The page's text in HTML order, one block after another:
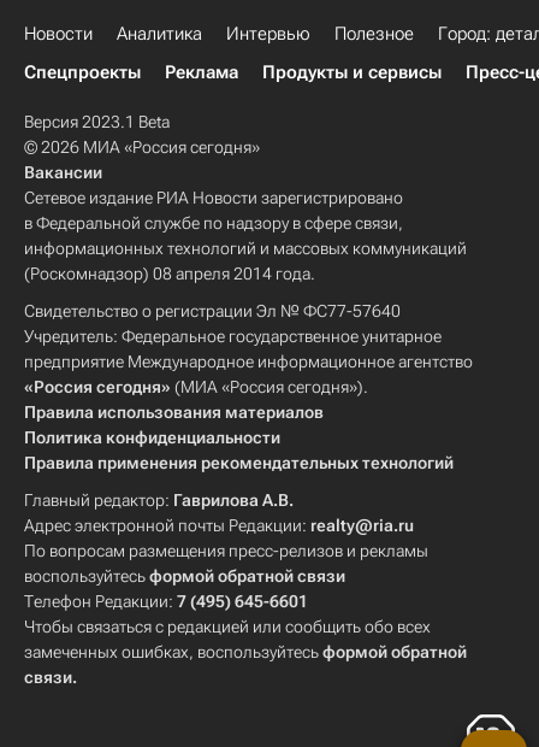
Новости Аналитика Интервью Полезное
Город:
Спецпроекты
Реклама Продукты и сервисы Пресс-
Версия 2023.1 Beta
© 2026 МИА «Россия сегодня»
Вакансии
Сетевое издание РИА Новости зарегистрировано
в Федеральной службе по надзору в сфере связи,
информационных технологий и массовых коммуникаций
(Роскомнадзор) 08 апреля 2014 года.
Свидетельство о регистрации Эл № ФС77-57640
Учредитель: Федеральное государственное унитарное
предприятие Международное информационное агентство
«Россия сегодня» (МИА «Россия сегодня»).
Правила использования материалов
Политика конфиденциальности
Правила применения рекомендательных технологий
Главный редактор: Гаврилова А.В.
Адрес электронной почты Редакции: realty@ria.ru
По вопросам размещения пресс-релизов и рекламы
воспользуйтесьформой обратной связи
Телефон Редакции: 7 (495) 645-6601
Чтобы связаться с редакцией или сообщить обо всех
замеченных ошибках, воспользуйтесьформой обратной
связи.